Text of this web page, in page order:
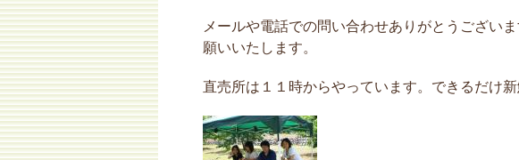
メールや電話での問い合わせありがとうござい
願いいたします。
直売所は１１時からやっています。できるだけ